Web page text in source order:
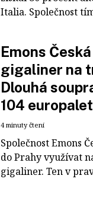
Italia. Společnost
Emons
gigaliner na
Dlouhá
104 europalet
4 minuty čtení
Společnost Emons
do Prahy využívat
gigaliner. Ten v